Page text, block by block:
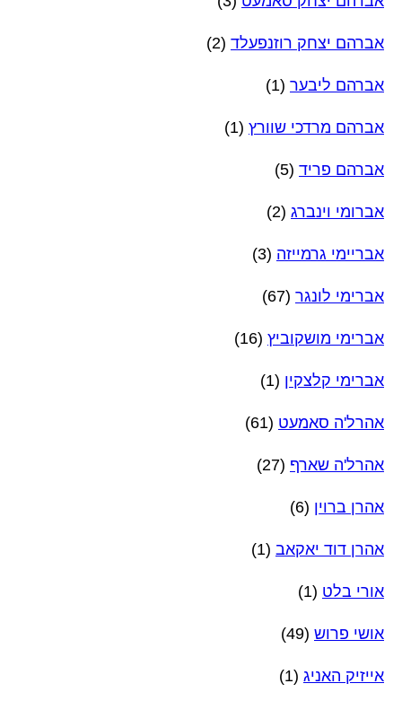
אברהם יצחק רוזנפעלד (2)
אברהם ליבער (1)
אברהם מרדכי שוורץ (1)
אברהם פריד (5)
אברומי וינברג (2)
אבריימי גרמייזה (3)
אברימי לונגר (67)
אברימי מושקוביץ (16)
אברימי קלצקין (1)
אהרל'ה סאמעט (61)
אהרל'ה שארף (27)
אהרן ברוין (6)
אהרן דוד יאקאב (1)
אורי בלט (1)
אושי פרוש (49)
אייזיק האניג (1)